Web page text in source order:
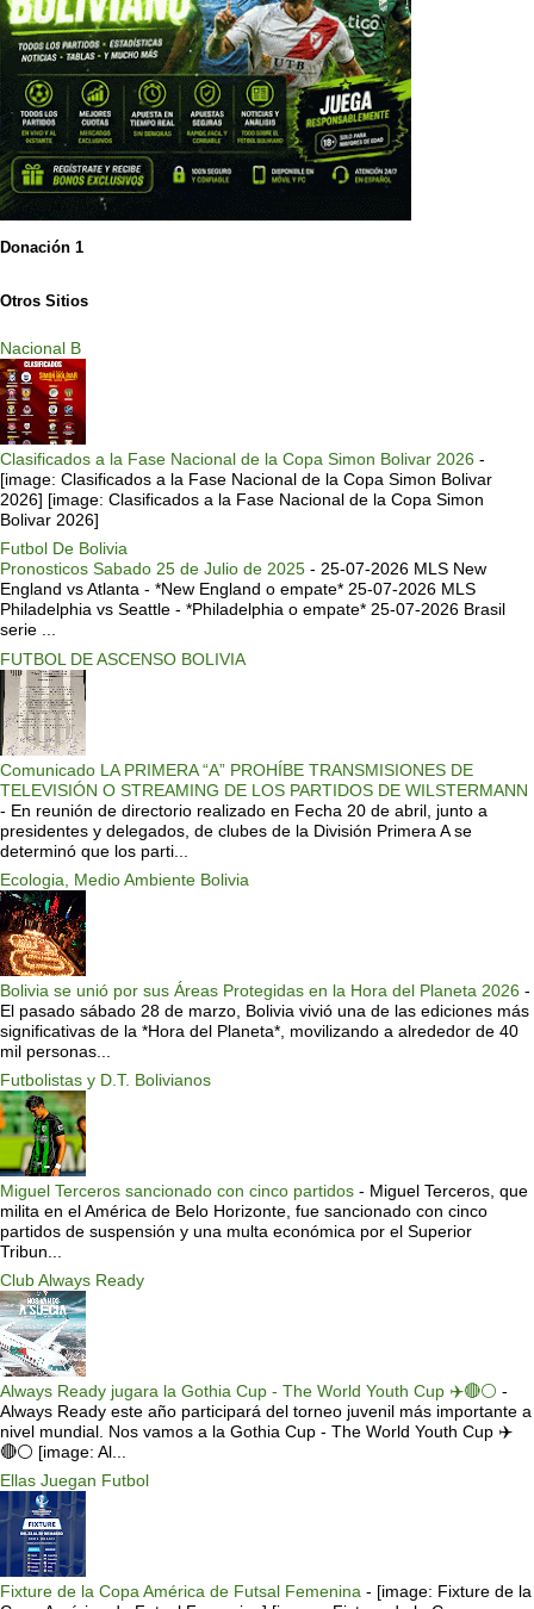
Donación 1
Otros Sitios
Nacional B
Clasificados a la Fase Nacional de la Copa Simon Bolivar 2026 -
[image: Clasificados a la Fase Nacional de la Copa Simon Bolivar
2026] [image: Clasificados a la Fase Nacional de la Copa Simon
Bolivar 2026]
Futbol De Bolivia
Pronosticos Sabado 25 de Julio de 2025 - 25-07-2026 MLS New
England vs Atlanta - *New England o empate* 25-07-2026 MLS
Philadelphia vs Seattle - *Philadelphia o empate* 25-07-2026 Brasil
serie ...
FUTBOL DE ASCENSO BOLIVIA
Comunicado LA PRIMERA “A” PROHÍBE TRANSMISIONES DE
TELEVISIÓN O STREAMING DE LOS PARTIDOS DE WILSTERMANN
- En reunión de directorio realizado en Fecha 20 de abril, junto a
presidentes y delegados, de clubes de la División Primera A se
determinó que los parti...
Ecologia, Medio Ambiente Bolivia
Bolivia se unió por sus Áreas Protegidas en la Hora del Planeta 2026 -
El pasado sábado 28 de marzo, Bolivia vivió una de las ediciones más
significativas de la *Hora del Planeta*, movilizando a alrededor de 40
mil personas...
Futbolistas y D.T. Bolivianos
Miguel Terceros sancionado con cinco partidos - Miguel Terceros, que
milita en el América de Belo Horizonte, fue sancionado con cinco
partidos de suspensión y una multa económica por el Superior
Tribun...
Club Always Ready
Always Ready jugara la Gothia Cup - The World Youth Cup ✈️🔴⚪️ -
Always Ready este año participará del torneo juvenil más importante a
nivel mundial. Nos vamos a la Gothia Cup - The World Youth Cup ✈️
🔴⚪️ [image: Al...
Ellas Juegan Futbol
Fixture de la Copa América de Futsal Femenina - [image: Fixture de la